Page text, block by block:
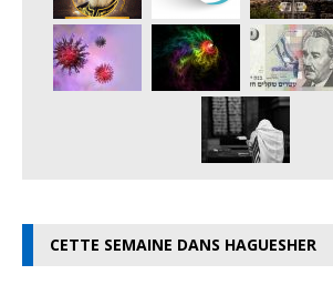
CETTE SEMAINE DANS HAGUESHER